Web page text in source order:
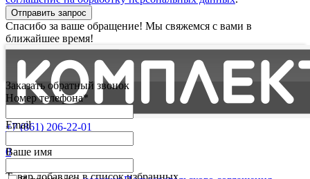
Отправить запрос
Спасибо за ваше обращение! Мы свяжемся с вами в
ближайшее время!
+7 (861) 206-22-01
0
Товар добавлен в список избранных
Заказать обратный звонок
Номер телефона*
Email
Ваше имя